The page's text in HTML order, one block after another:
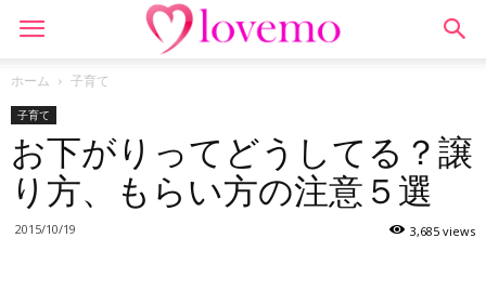
ホーム 子育て
子育て
お下がりってどうしてる？譲
り方、もらい方の注意５選
2015/10/19 3,685 views